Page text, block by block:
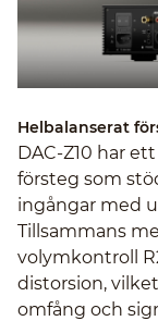
Helbalanserat
DAC-Z10 har
försteg som
ingångar med
Tillsammans
volymkontroll
distorsion,
omfång och